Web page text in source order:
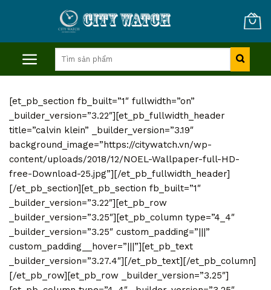
kiếm:
[et_pb_section fb_built=”1″ fullwidth=”on”
_builder_version=”3.22″][et_pb_fullwidth_header
title=”calvin klein” _builder_version=”3.19″
background_image=”https://citywatch.vn/wp-
content/uploads/2018/12/NOEL-Wallpaper-full-HD-
free-Download-25.jpg”][/et_pb_fullwidth_header]
[/et_pb_section][et_pb_section fb_built=”1″
_builder_version=”3.22″][et_pb_row
_builder_version=”3.25″][et_pb_column type=”4_4″
_builder_version=”3.25″ custom_padding=”|||”
custom_padding__hover=”|||”][et_pb_text
_builder_version=”3.27.4″][/et_pb_text][/et_pb_column]
[/et_pb_row][et_pb_row _builder_version=”3.25″]